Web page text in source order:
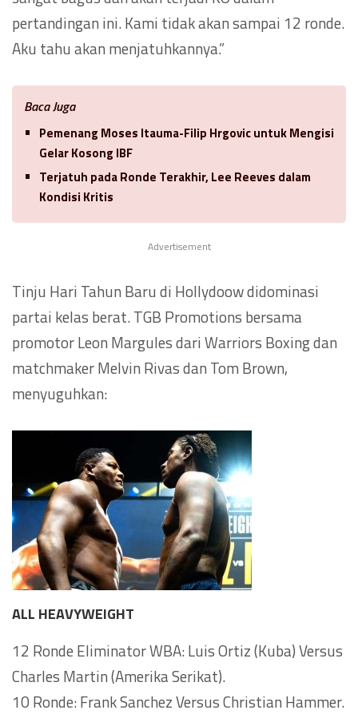
pertandingan ini. Kami tidak akan sampai 12 ronde.
Aku tahu akan menjatuhkannya.”
Baca Juga
Pemenang Moses Itauma-Filip Hrgovic untuk Mengisi
Gelar Kosong IBF
Terjatuh pada Ronde Terakhir, Lee Reeves dalam
Kondisi Kritis
Advertisement
Tinju Hari Tahun Baru di Hollydoow didominasi
partai kelas berat. TGB Promotions bersama
promotor Leon Margules dari Warriors Boxing dan
matchmaker Melvin Rivas dan Tom Brown,
menyuguhkan:
ALL HEAVYWEIGHT
12 Ronde Eliminator WBA: Luis Ortiz (Kuba) Versus
Charles Martin (Amerika Serikat).
10 Ronde: Frank Sanchez Versus Christian Hammer.